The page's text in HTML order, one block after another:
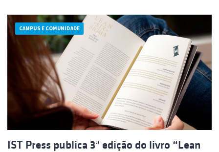
CAMPUS E COMUNIDADE
IST Press publica 3ª edição do livro “Lean